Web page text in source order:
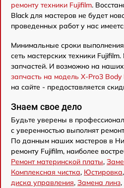
ремонту техники Fujifilm.
Black для мастеров не будет
проведенных работ у нас
Минимальные сроки
сеть мастерских техники
запчастей. И возможно на
запчасть на модель X-Pro3 Body
на сайте - предоставляется
Знаем свое дело
Будьте уверены в
с уверенностью выполнят
По данным наших мастеров в
ремонту Fujifilm, наиболее
Ремонт материнской платы,
Комплексная чистка, Юстировка,
диска управления, Замена линз,